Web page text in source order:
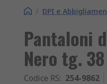
/ DPI e
Pantaloni
Nero tg.
Codice RS: 254-9862